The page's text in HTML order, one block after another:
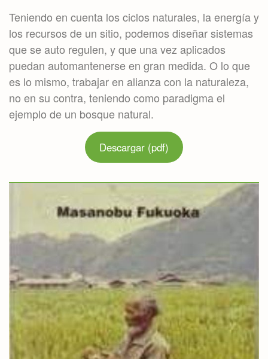
Teniendo en cuenta los ciclos naturales, la energía y
los recursos de un sitio, podemos diseñar sistemas
que se auto regulen, y que una vez aplicados
puedan automantenerse en gran medida. O lo que
es lo mismo, trabajar en alianza con la naturaleza,
no en su contra, teniendo como paradigma el
ejemplo de un bosque natural.
Descargar (pdf)